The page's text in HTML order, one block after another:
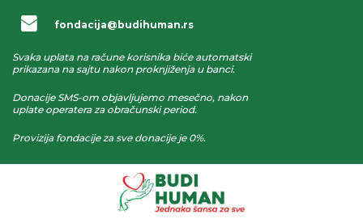
fondacija@budihuman.rs
Svaka uplata na račune korisnika biće automatski
prikazana na sajtu nakon proknjiženja u banci.
Donacije SMS-om objavljujemo mesečno, nakon
uplate operatera za obračunski period.
Provizija fondacije za sve donacije je 0%.